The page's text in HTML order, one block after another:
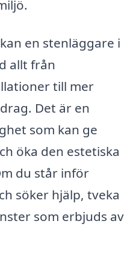
en stenläggare i
allt från
till mer
Det är en
som kan ge
öka den estetiska
du står inför
söker hjälp, tveka
som erbjuds av